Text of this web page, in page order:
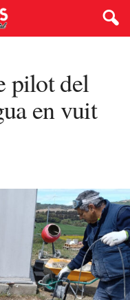
pilot del
en vuit